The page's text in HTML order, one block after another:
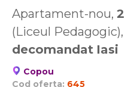
Apartament-nou, 2
(Liceul
decomandat Iasi
Copou
Cod oferta: 645